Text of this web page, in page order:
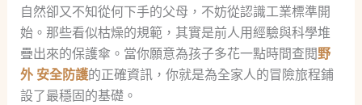
自然卻又不知從何下手的父母，不妨從認識工業標準開
始。那些看似枯燥的規範，其實是前人用經驗與科學堆
疊出來的保護傘。當你願意為孩子多花一點時間查閱野
外 安全防護的正確資訊，你就是為全家人的冒險旅程鋪
設了最穩固的基礎。